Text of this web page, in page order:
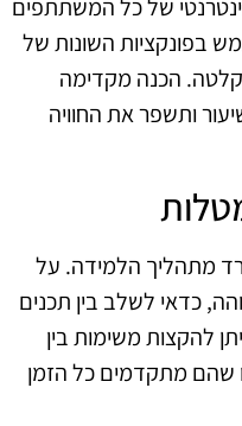
של כל המשתתפים
בפונקציות השונות של
הכנה מקדימה
ותשפר את החוויה
מתהליך הלמידה. על
כדאי לשלב בין תכנים
להקצות משימות בין
שהם מתקדמים כל הזמן